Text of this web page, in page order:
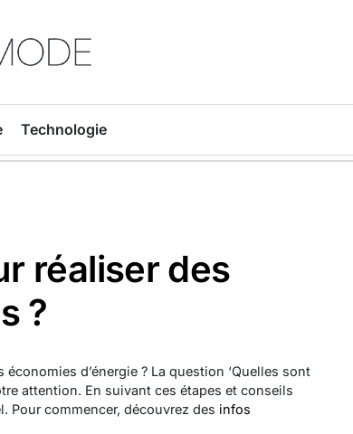
Technologie
réaliser des
?
d’énergie ? La question ‘Quelles sont
attention. En suivant ces étapes et conseils
commencer, découvrez des infos